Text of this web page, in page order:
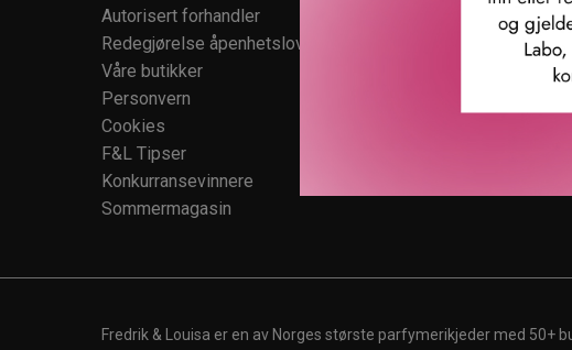
Autorisert forhandler
Redegjørelse åpenhetsloven
Våre butikker
Personvern
Cookies
F&L Tipser
Konkurransevinnere
Sommermagasin
Kundeklubb
Salgsbetingelser
Fredrik & Louisa er en av Norges største parfymerikjeder med